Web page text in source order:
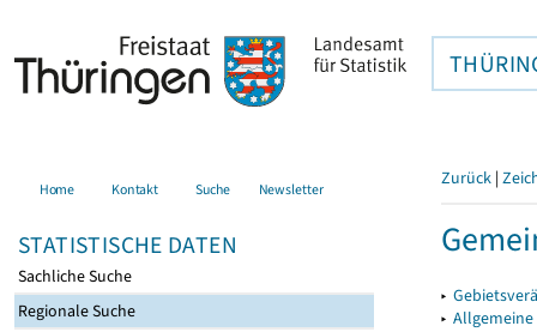
Home Kontakt Suche Newsletter
STATISTISCHE DATEN
Sachliche Suche
Regionale Suche
Zurück |
▸
▸